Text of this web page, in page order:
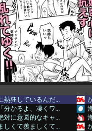
熱狂しているんだ...
かるよ、凄くワ...
に意図的なキャ...
しくて羨ましくて...